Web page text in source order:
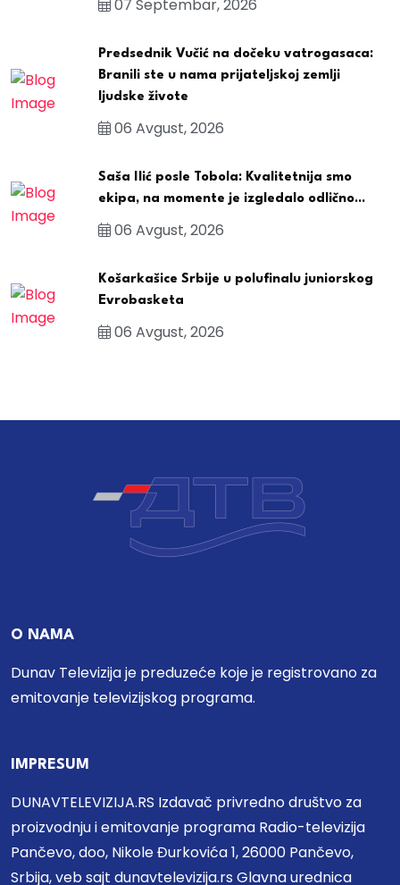
07 Septembar, 2026
Predsednik Vučić na dočeku vatrogasaca:
Branili ste u nama prijateljskoj zemlji
ljudske živote
06 Avgust, 2026
Saša Ilić posle Tobola: Kvalitetnija smo
ekipa, na momente je izgledalo odlično...
06 Avgust, 2026
Košarkašice Srbije u polufinalu juniorskog
Evrobasketa
06 Avgust, 2026
O NAMA
Dunav Televizija je preduzeće koje je registrovano za
emitovanje televizijskog programa.
IMPRESUM
DUNAVTELEVIZIJA.RS Izdavač privredno društvo za
proizvodnju i emitovanje programa Radio-televizija
Pančevo, doo, Nikole Đurkovića 1, 26000 Pančevo,
Srbija, veb sajt dunavtelevizija.rs Glavna urednica